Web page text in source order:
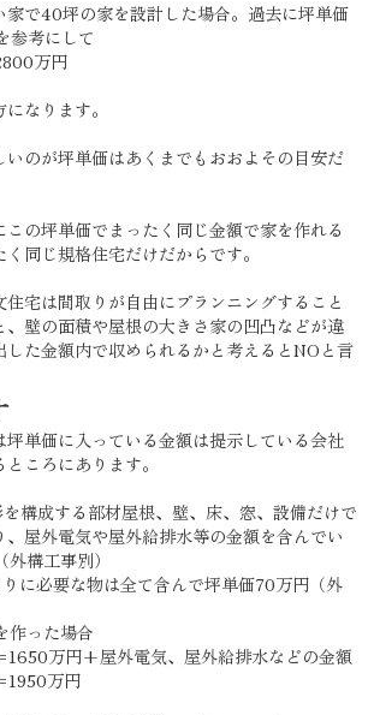
家で40坪の家を設計した場合。過去に坪単価
参考にして
万円
なります。
いのが坪単価はあくまでもおおよその目安だ
の坪単価でまったく同じ金額で家を作れる
同じ規格住宅だけだからです。
宅は間取りが自由にプランニングすること
、壁の面積や屋根の大きさ家の凹凸などが違
した金額内で収められるかと考えるとNOと言
単価に入っている金額は提示している会社
ころにあります。
構成する部材屋根、壁、床、窓、設備だけで
屋外電気や屋外給排水等の金額を含んでい
構工事別）
に必要な物は全て含んで坪単価70万円（外
作った場合
万円+屋外電気、屋外給排水などの金額
1950万円